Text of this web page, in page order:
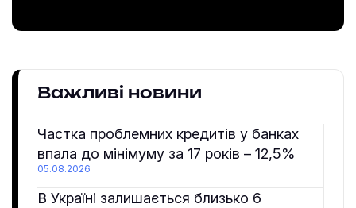
Важливі новини
Частка проблемних кредитів у банках
впала до мінімуму за 17 років – 12,5%
05.08.2026
В Україні залишається близько 6